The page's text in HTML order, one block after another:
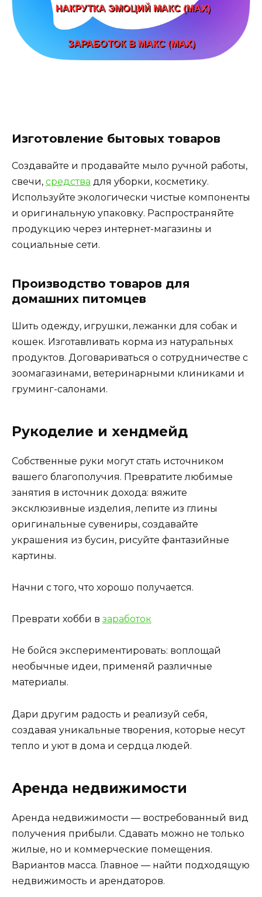
Изготовление бытовых товаров
Создавайте и продавайте мыло ручной работы,
свечи, средства для уборки, косметику.
Используйте экологически чистые компоненты
и оригинальную упаковку. Распространяйте
продукцию через интернет-магазины и
социальные сети.
Производство товаров для
домашних питомцев
Шить одежду, игрушки, лежанки для собак и
кошек. Изготавливать корма из натуральных
продуктов. Договариваться о сотрудничестве с
зоомагазинами, ветеринарными клиниками и
груминг-салонами.
Рукоделие и хендмейд
Собственные руки могут стать источником
вашего благополучия. Превратите любимые
занятия в источник дохода: вяжите
эксклюзивные изделия, лепите из глины
оригинальные сувениры, создавайте
украшения из бусин, рисуйте фантазийные
картины.
Начни с того, что хорошо получается.
Преврати хобби в заработок
Не бойся экспериментировать: воплощай
необычные идеи, применяй различные
материалы.
Дари другим радость и реализуй себя,
создавая уникальные творения, которые несут
тепло и уют в дома и сердца людей.
Аренда недвижимости
Аренда недвижимости — востребованный вид
получения прибыли. Сдавать можно не только
жилые, но и коммерческие помещения.
Вариантов масса. Главное — найти подходящую
недвижимость и арендаторов.